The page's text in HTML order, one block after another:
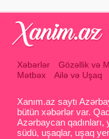
Xəbərlər Gözəllik və
Mətbəx
Ailə və Uşaq
Xanım.az saytı
bütün xəbərlər var.
Azərbaycan
südü, uşaqlar, uşaq